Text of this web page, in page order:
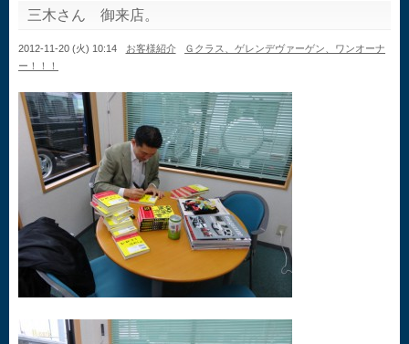
三木さん 御来店。
2012-11-20 (火) 10:14 お客様紹介
Ｇクラス、ゲレンデヴァーゲン、ワンオーナ
ー！！！